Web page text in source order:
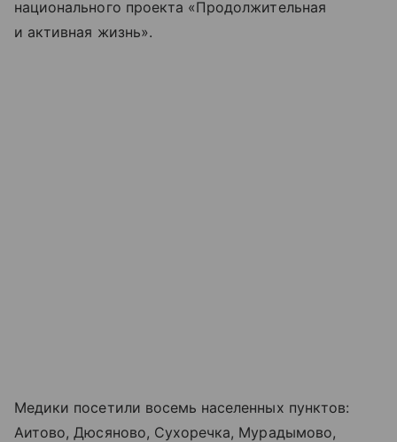
национального проекта «Продолжительная
и активная жизнь».
Медики посетили восемь населенных пунктов:
Аитово, Дюсяново, Сухоречка, Мурадымово,